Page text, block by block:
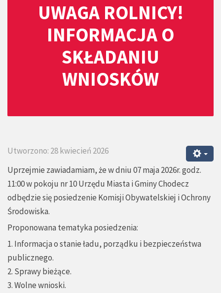
UWAGA ROLNICY!
INFORMACJA O
SKŁADANIU
WNIOSKÓW
Utworzono: 28 kwiecień 2026
Uprzejmie zawiadamiam, że w dniu 07 maja 2026r. godz.
11:00 w pokoju nr 10 Urzędu Miasta i Gminy Chodecz
odbędzie się posiedzenie Komisji Obywatelskiej i Ochrony
Środowiska.
Proponowana tematyka posiedzenia:
1. Informacja o stanie ładu, porządku i bezpieczeństwa
publicznego.
2. Sprawy bieżące.
3. Wolne wnioski.